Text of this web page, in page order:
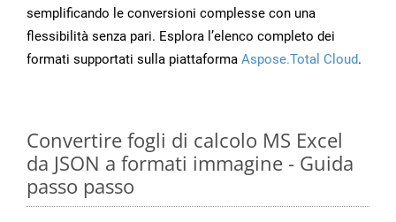
semplificando le conversioni complesse con una
flessibilità senza pari. Esplora l’elenco completo dei
formati supportati sulla piattaforma Aspose.Total Cloud.
Convertire fogli di calcolo MS Excel
da JSON a formati immagine - Guida
passo passo